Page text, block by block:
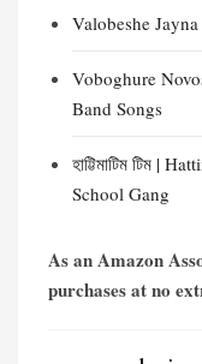
Valobeshe Jayna
Voboghure
Band Songs
হাট্টিমাটিম টিম
School Gang
As an Amazon
purchases at no